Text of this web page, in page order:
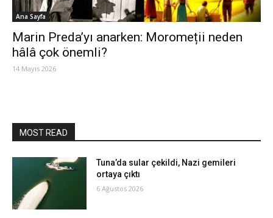
Ana Sayfa
Marin Preda’yı anarken: Moromeții neden
hâlâ çok önemli?
14 Mayıs 2026
MOST READ
Tuna’da sular çekildi, Nazi gemileri
ortaya çıktı
6 Ağustos 2026